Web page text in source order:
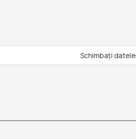
Schimbați datele